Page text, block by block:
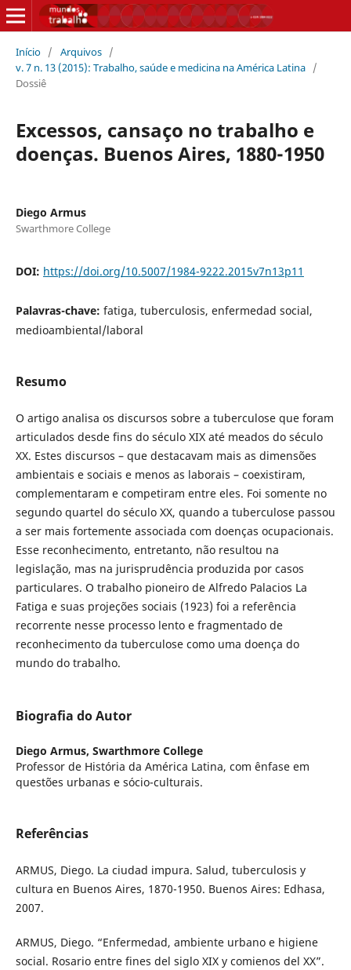
Início / Arquivos /
v. 7 n. 13 (2015): Trabalho, saúde e medicina na América Latina /
Dossiê
Excessos, cansaço no trabalho e
doenças. Buenos Aires, 1880-1950
Diego Armus
Swarthmore College
DOI: https://doi.org/10.5007/1984-9222.2015v7n13p11
Palavras-chave: fatiga, tuberculosis, enfermedad social,
medioambiental/laboral
Resumo
O artigo analisa os discursos sobre a tuberculose que foram
articulados desde fins do século XIX até meados do século
XX. Estes discursos – que destacavam mais as dimensões
ambientais e sociais e menos as laborais – coexistiram,
complementaram e competiram entre eles. Foi somente no
segundo quartel do século XX, quando a tuberculose passou
a ser mais fortemente associada com doenças ocupacionais.
Esse reconhecimento, entretanto, não resultou na
legislação, mas na jurisprudência produzida por casos
particulares. O trabalho pioneiro de Alfredo Palacios La
Fatiga e suas projeções sociais (1923) foi a referência
recorrente nesse processo lento e fragmentado de
reconhecimento da tuberculose como uma doença do
mundo do trabalho.
Biografia do Autor
Diego Armus, Swarthmore College
Professor de História da América Latina, com ênfase em
questões urbanas e sócio-culturais.
Referências
ARMUS, Diego. La ciudad impura. Salud, tuberculosis y
cultura en Buenos Aires, 1870-1950. Buenos Aires: Edhasa,
2007.
ARMUS, Diego. “Enfermedad, ambiente urbano e higiene
social. Rosario entre fines del siglo XIX y comienos del XX”.